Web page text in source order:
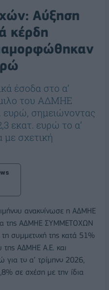
Αύξηση
κέρδη
έσοδα στο α’
του ΑΔΜΗΕ
ευρώ, σημειώνοντας
εκατ. ευρώ το α’
σχετική
ανακοίνωσε η ΑΔΜΗΕ
της ΑΔΜΗΕ ΣΥΜΜΕΤΟΧΩΝ
τη συμμετοχή της κατά 51%
της ΑΔΜΗΕ Α.Ε. και
για το α’ τρίμηνο 2026,
σε σχέση με την ίδια